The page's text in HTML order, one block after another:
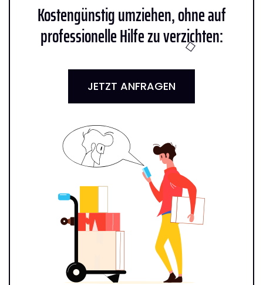
Kostengünstig umziehen, ohne auf
professionelle Hilfe zu verzichten:
JETZT ANFRAGEN